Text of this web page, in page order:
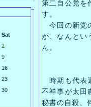
Sat
2
9
16
23
30
第二自公党を
す。
今回の新党
が、なんとい
ん。
時期も代表
不祥事が太田
秘書の自殺、